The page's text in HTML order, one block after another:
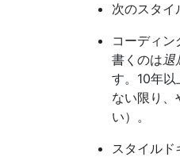
次のスタイ
コーディ
書くのは退
す。10年
ない限り、
い）。
スタイルド